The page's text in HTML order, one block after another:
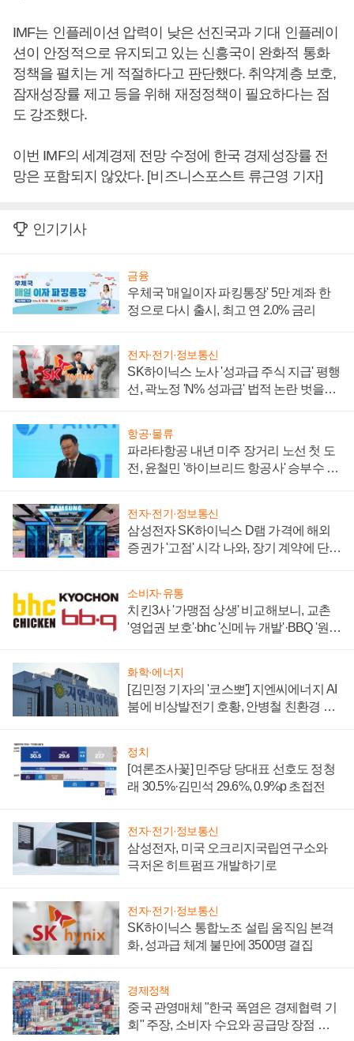
IMF는 인플레이션 압력이 낮은 선진국과 기대 인플레이
션이 안정적으로 유지되고 있는 신흥국이 완화적 통화
정책을 펼치는 게 적절하다고 판단했다. 취약계층 보호,
잠재성장률 제고 등을 위해 재정정책이 필요하다는 점
도 강조했다.
이번 IMF의 세계경제 전망 수정에 한국 경제성장률 전
망은 포함되지 않았다. [비즈니스포스트 류근영 기자]
인기기사
금융
우체국 '매일이자 파킹통장' 5만 계좌 한
정으로 다시 출시, 최고 연 2.0% 금리
전자·전기·정보통신
SK하이닉스 노사 '성과급 주식 지급' 평행
선, 곽노정 'N% 성과급' 법적 논란 벗을지
항공·물류
파라타항공 내년 미주 장거리 노선 첫 도
전, 윤철민 '하이브리드 항공사' 승부수 통
전자·전기·정보통신
삼성전자 SK하이닉스 D램 가격에 해외
증권가 '고점' 시각 나와, 장기 계약에 단점
소비자·유통
치킨3사 '가맹점 상생' 비교해보니, 교촌
'영업권 보호'·bhc '신메뉴 개발'·BBQ '원가
화학·에너지
[김민정 기자의 '코스뽀'] 지엔씨에너지 AI
붐에 비상발전기 호황, 안병철 친환경 에
정치
[여론조사꽃] 민주당 당대표 선호도 정청
래 30.5%·김민석 29.6%, 0.9%p 초접전
전자·전기·정보통신
삼성전자, 미국 오크리지국립연구소와
극저온 히트펌프 개발하기로
전자·전기·정보통신
SK하이닉스 통합노조 설립 움직임 본격
화, 성과급 체계 불만에 3500명 결집
경제정책
중국 관영매체 "한국 폭염은 경제협력 기
회" 주장, 소비자 수요와 공급망 장점 강